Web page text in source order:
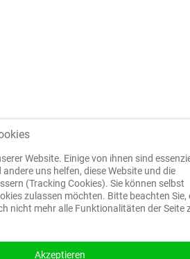
Website. Einige von ihnen sind
uns helfen, diese Website und die
(Tracking Cookies). Sie können selbst
zulassen möchten. Bitte beachten Sie,
nicht mehr alle Funktionalitäten der Seite
Akzeptieren